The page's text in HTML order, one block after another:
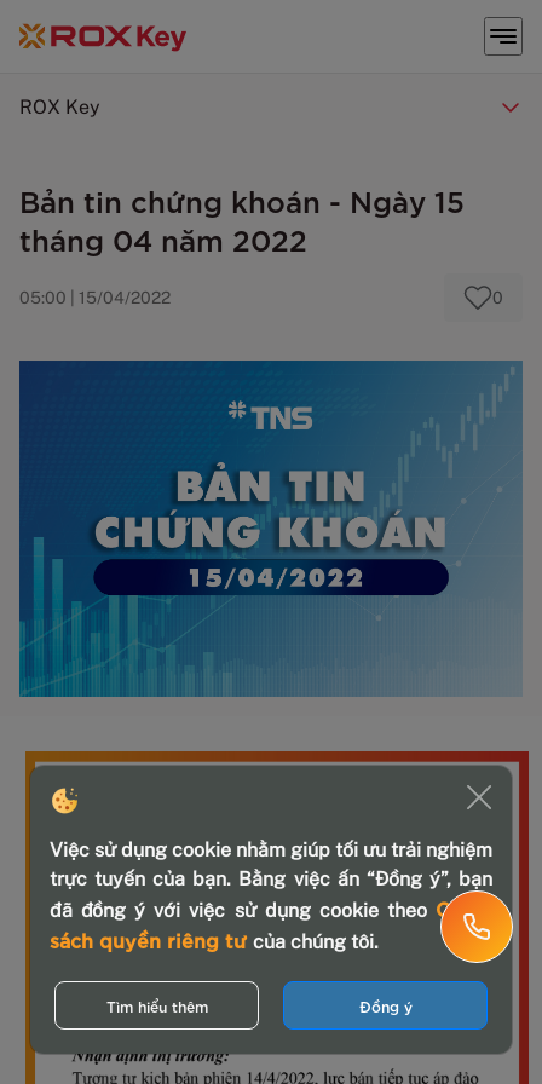
ROX Key
Bản tin chứng khoán - Ngày 15
tháng 04 năm 2022
05:00 | 15/04/2022 0
Việc sử dụng cookie nhằm giúp tối ưu trải nghiệm
trực tuyến của bạn. Bằng việc ấn “Đồng ý”, bạn
đã đồng ý với việc sử dụng cookie theo Chính
sách quyền riêng tư của chúng tôi.
Tìm hiểu thêm Đồng ý